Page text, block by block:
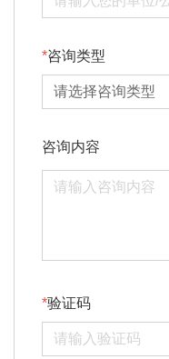
咨询类型
咨询内容
验证码